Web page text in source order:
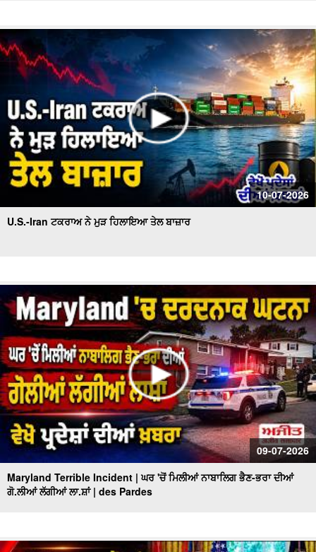
10-07-2026
U.S.-Iran ਟਕਰਾਅ ਨੇ ਮੁੜ ਹਿਲਾਇਆ ਤੇਲ ਬਾਜ਼ਾਰ
09-07-2026
Maryland Terrible Incident | ਘਰ 'ਚੋਂ ਮਿਲੀਆਂ ਨਾਬਾਲਿਗ ਭੈਣ-ਭਰਾ ਦੀਆਂ
ਗੋ.ਲੀਆਂ ਲੱਗੀਆਂ ਲਾ.ਸ਼ਾਂ | des Pardes